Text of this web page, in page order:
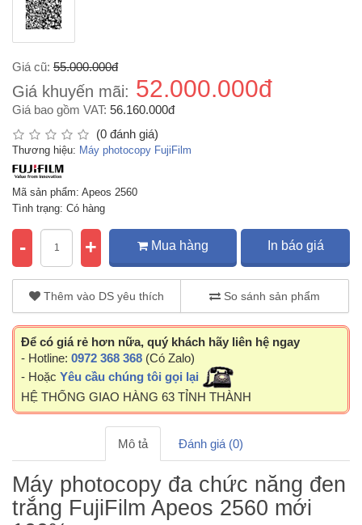
Giá cũ: 55.000.000đ
Giá khuyến mãi: 52.000.000đ
Giá bao gồm VAT: 56.160.000đ
(0 đánh giá)
Thương hiệu: Máy photocopy FujiFilm
Mã sản phẩm: Apeos 2560
Tình trạng: Có hàng
- + Mua hàng In báo giá
Thêm vào DS yêu thích So sánh sản phẩm
Để có giá rẻ hơn nữa, quý khách hãy liên hệ ngay
- Hotline: 0972 368 368 (Có Zalo)
- Hoặc Yêu cầu chúng tôi gọi lại
HỆ THỐNG GIAO HÀNG 63 TỈNH THÀNH
Mô tả Đánh giá (0)
Máy photocopy đa chức năng đen
trắng FujiFilm Apeos 2560 mới